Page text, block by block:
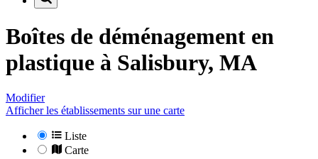
Boîtes de déménagement en
plastique à Salisbury, MA
Modifier
Afficher les établissements sur une carte
Liste
Carte